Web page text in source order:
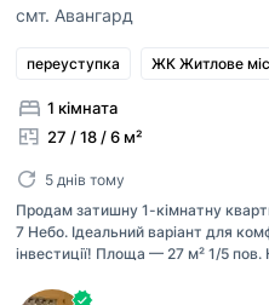
смт. Авангард
переуступка ЖК Житлове
1 кімната
27 / 18 / 6 м²
5 днів тому
Продам затишну 1-кімнатну
7 Небо. Ідеальний варіант для
інвестиції! Площа — 27 м² 1/5
дрібниць: встановлені якісні